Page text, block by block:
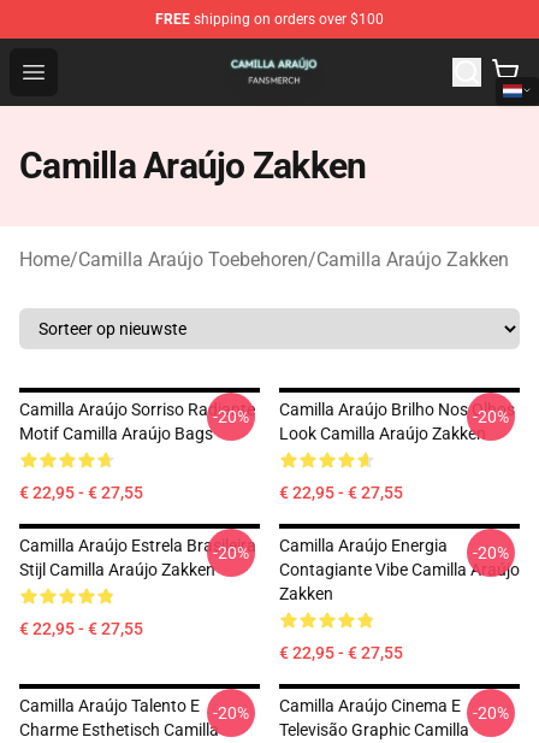
FREE shipping on orders over $100
Open menu
Camilla Araújo Shop - Official Camilla Araújo
Camilla Araújo Zakken
Home/Camilla Araújo Toebehoren/Camilla Araújo Zakken
Camilla Araújo Sorriso Radiante
Motif Camilla Araújo Bags
€ 22,95 - € 27,55
-20%
Camilla Araújo Brilho Nos Olhos
Look Camilla Araújo Zakken
€ 22,95 - € 27,55
-20%
Camilla Araújo Estrela Brasileira
Stijl Camilla Araújo Zakken
€ 22,95 - € 27,55
-20%
Camilla Araújo Energia
Contagiante Vibe Camilla Araújo
Zakken
€ 22,95 - € 27,55
-20%
Camilla Araújo Talento E
Charme Esthetisch Camilla
-20%
Camilla Araújo Cinema E
Televisão Graphic Camilla
-20%